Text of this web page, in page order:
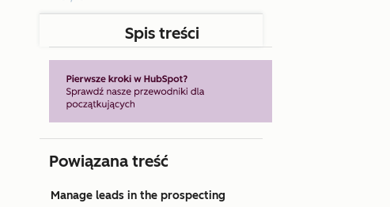
Spis treści
Powiązana treść
Manage leads in the prospecting